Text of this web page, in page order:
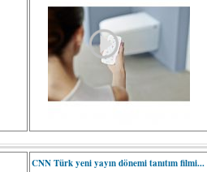
CNN Türk yeni yayın dönemi tanıtım filmi...